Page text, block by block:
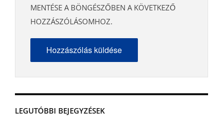
LEGUTÓBBI BEJEGYZÉSEK
MENTÉSE A BÖNGÉSZŐBEN A KÖVETKEZŐ
HOZZÁSZÓLÁSOMHOZ.